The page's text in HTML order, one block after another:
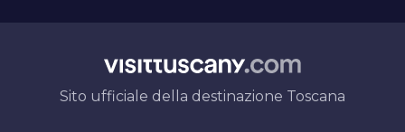
Sito ufficiale della destinazione Toscana